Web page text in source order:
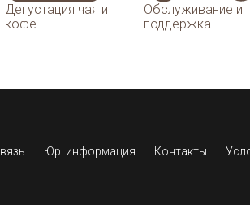
Дегустация чая и
кофе
Обслуживание и
поддержка
Юр. информация Контакты